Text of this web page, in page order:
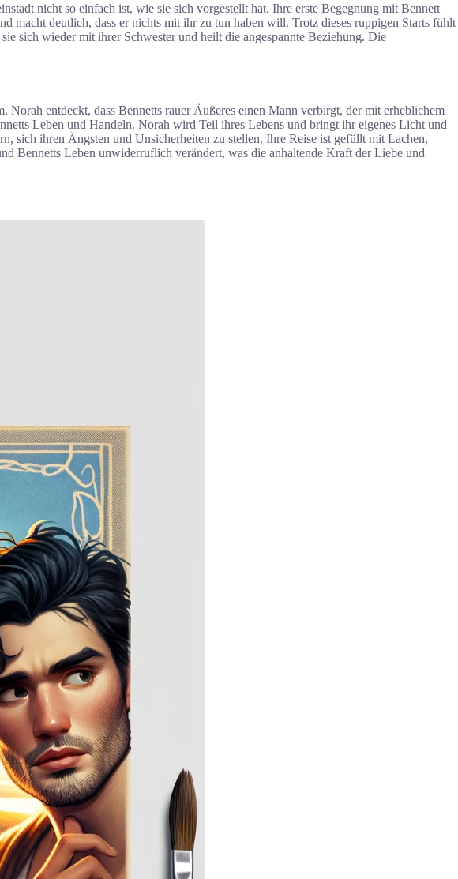
nicht so einfach ist, wie sie sich vorgestellt hat. Ihre erste Begegnung mit Bennett
macht deutlich, dass er nichts mit ihr zu tun haben will. Trotz dieses ruppigen Starts fühlt
sich wieder mit ihrer Schwester und heilt die angespannte Beziehung. Die
entdeckt, dass Bennetts rauer Äußeres einen Mann verbirgt, der mit erheblichem
Leben und Handeln. Norah wird Teil ihres Lebens und bringt ihr eigenes Licht und
sich ihren Ängsten und Unsicherheiten zu stellen. Ihre Reise ist gefüllt mit Lachen,
Bennetts Leben unwiderruflich verändert, was die anhaltende Kraft der Liebe und